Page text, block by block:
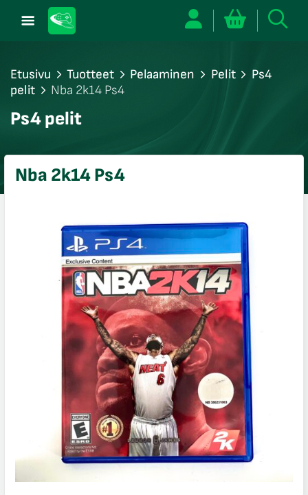
Etusivu Tuotteet Pelaaminen Pelit
Ps4
pelit
Nba 2k14 Ps4
Ps4 pelit
Nba 2k14 Ps4
sulje
sulje